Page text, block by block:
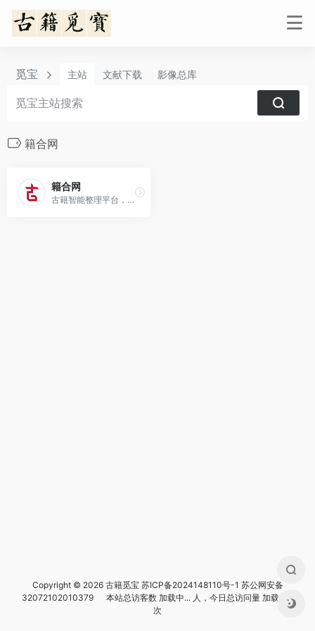
觅宝 主站 文献下载 影像总库
籍合网
籍合网
古籍智能整理平台，中华书局下属古联公司，古籍智能整理平台
Copyright © 2026 古籍觅宝 苏ICP备2024148110号-1 苏公网安备
32072102010379
本站总访客数 加载中...人，今日总访问量 加载中...
次